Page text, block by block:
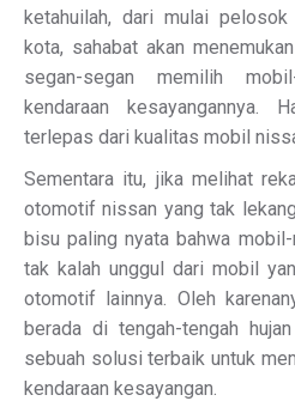
ketahuilah, dari mulai
kota, sahabat akan
segan-segan memilih
kendaraan
terlepas dari kualitas mobil
Sementara itu, jika melihat
otomotif nissan yang tak
bisu paling nyata bahwa
tak kalah unggul dari mobil
otomotif lainnya. Oleh
berada di tengah-tengah
sebuah solusi terbaik untuk
kendaraan kesayangan.